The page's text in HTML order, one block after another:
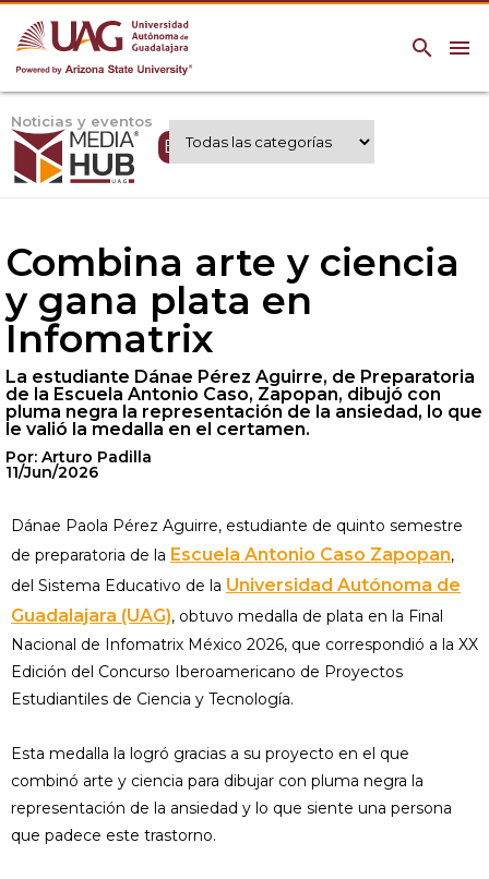
menu
search
Noticias y eventos
Expertos UAG
Combina arte y ciencia
y gana plata en
Infomatrix
La estudiante Dánae Pérez Aguirre, de Preparatoria
de la Escuela Antonio Caso, Zapopan, dibujó con
pluma negra la representación de la ansiedad, lo que
le valió la medalla en el certamen.
Por: Arturo Padilla
11/Jun/2026
Dánae Paola Pérez Aguirre, estudiante de quinto semestre
de preparatoria de la Escuela Antonio Caso Zapopan,
del Sistema Educativo de la Universidad Autónoma de
Guadalajara (UAG), obtuvo medalla de plata en la Final
Nacional de Infomatrix México 2026, que correspondió a la XX
Edición del Concurso Iberoamericano de Proyectos
Estudiantiles de Ciencia y Tecnología.
Esta medalla la logró gracias a su proyecto en el que
combinó arte y ciencia para dibujar con pluma negra la
representación de la ansiedad y lo que siente una persona
que padece este trastorno.